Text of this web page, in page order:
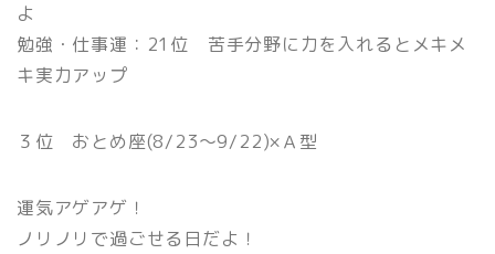
よ
勉強・仕事運：21位 苦手分野に力を入れるとメキメ
キ実力アップ
３位 おとめ座(8/23〜9/22)×Ａ型
運気アゲアゲ！
ノリノリで過ごせる日だよ！